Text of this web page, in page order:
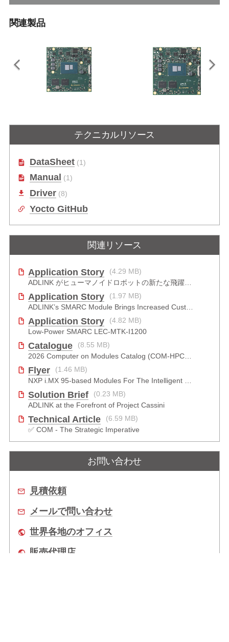
関連製品
第7世代インテル® Atom® & Nシリ
ーズプロセッサ搭載COM Express
R3.1 Type 6 Compactモジュール
COM Express R3.1 Type 6 Compact
モジュール（x7000RE / x7000C
テクニカルリソース
DataSheet(1)
Manual (1)
Driver(8)
Yocto GitHub
関連リソース
Application Story
(4.29 MB)
Application Story
(1.97 MB)
ADLINK’s SMARC Module Brings Increased Customization to Automated Fare Boxes
Application Story
(4.82 MB)
Low-Power SMARC LEC-MTK-I1200
Catalogue
(8.55 MB)
2026 Computer on Modules Catalog (COM-HPC, COM Express , SMARC, OSM, Qseven and ETX)
Flyer
(1.46 MB)
Solution Brief
(0.23 MB)
ADLINK at the Forefront of Project Cassini
Technical Article
(6.59 MB)
✅ COM - The Strategic Imperative
お問い合わせ
見積依頼
メールで問い合わせ
世界各地のオフィス
販売代理店